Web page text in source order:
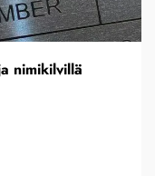
nimikilvillä